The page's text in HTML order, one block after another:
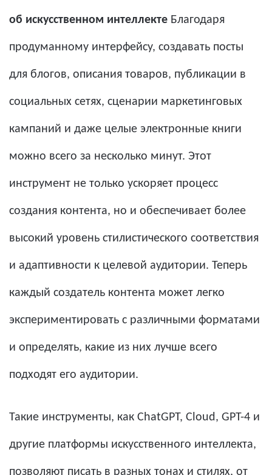
об искусственном интеллекте Благодаря
продуманному интерфейсу, создавать посты
для блогов, описания товаров, публикации в
социальных сетях, сценарии маркетинговых
кампаний и даже целые электронные книги
можно всего за несколько минут. Этот
инструмент не только ускоряет процесс
создания контента, но и обеспечивает более
высокий уровень стилистического соответствия
и адаптивности к целевой аудитории. Теперь
каждый создатель контента может легко
экспериментировать с различными форматами
и определять, какие из них лучше всего
подходят его аудитории.
Такие инструменты, как ChatGPT, Cloud, GPT-4 и
другие платформы искусственного интеллекта,
позволяют писать в разных тонах и стилях, от